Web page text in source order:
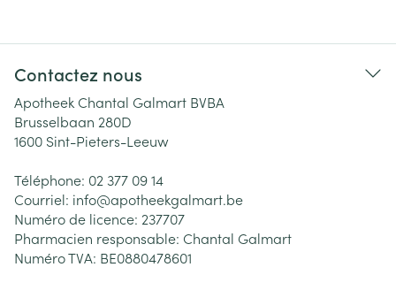
Contactez nous
Apotheek Chantal Galmart BVBA
Brusselbaan 280D
1600 Sint-Pieters-Leeuw
Téléphone: 02 377 09 14
Courriel: info@apotheekgalmart.be
Numéro de licence: 237707
Pharmacien responsable: Chantal Galmart
Numéro TVA: BE0880478601